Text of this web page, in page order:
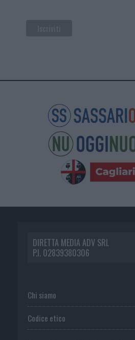
DIRETTA MEDIA ADV SRL
P.I. 02839380306
Chi siamo
Codice etico